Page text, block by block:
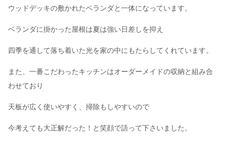
ウッドデッキの敷かれたベランダと一体になっています。
ベランダに掛かった屋根は夏は強い日差しを抑え
四季を通して落ち着いた光を家の中にもたらしてくれています。
また、一番こだわったキッチンはオーダーメイドの収納と組み合
わせており
天板が広く使いやすく、掃除もしやすいので
今考えても大正解だった！と笑顔で語って下さいました。